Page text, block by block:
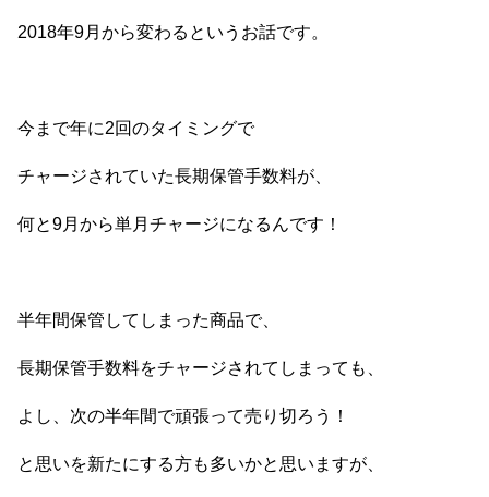
2018年9月から変わるというお話です。
今まで年に2回のタイミングで
チャージされていた長期保管手数料が、
何と9月から単月チャージになるんです！
半年間保管してしまった商品で、
長期保管手数料をチャージされてしまっても、
よし、次の半年間で頑張って売り切ろう！
と思いを新たにする方も多いかと思いますが、